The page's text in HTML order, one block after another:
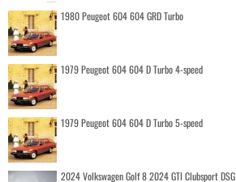
1980 Peugeot 604 604 GRD Turbo
1979 Peugeot 604 604 D Turbo 4-speed
1979 Peugeot 604 604 D Turbo 5-speed
2024 Volkswagen Golf 8 2024 GTI Clubsport DSG